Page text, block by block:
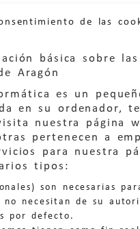
de las
básica sobre
Aragón
es un
en su ordenador,
nuestra página
pertenecen a
para nuestra
tipos:
son necesarias
no necesitan de su
por defecto.